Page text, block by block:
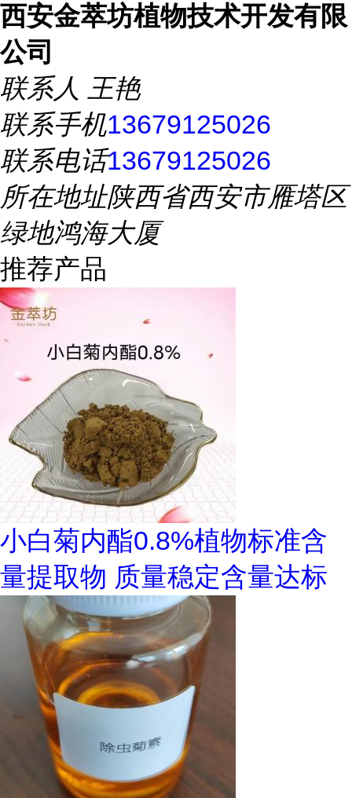
西安金萃坊植物技术开发有限
公司
联系人 王艳
联系手机13679125026
联系电话13679125026
所在地址陕西省西安市雁塔区
绿地鸿海大厦
推荐产品
小白菊内酯0.8%植物标准含
量提取物 质量稳定含量达标